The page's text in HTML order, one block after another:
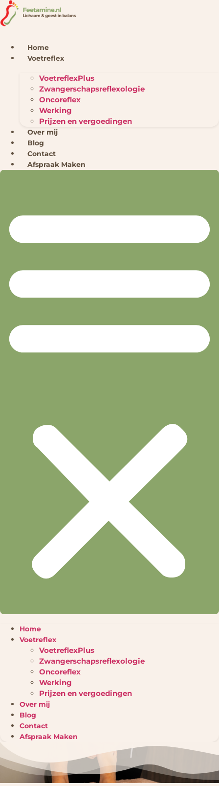
Ga
naar
de
Home
Voetreflex
VoetreflexPlus
Zwangerschapsreflexologie
Oncoreflex
Werking
Prijzen en vergoedingen
Over mij
Blog
Contact
Afspraak Maken
Home
Voetreflex
VoetreflexPlus
Zwangerschapsreflexologie
Oncoreflex
Werking
Prijzen en vergoedingen
Over mij
Blog
Contact
Afspraak Maken